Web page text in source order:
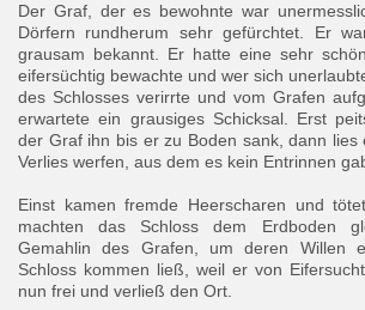
Der Graf, der es bewohnte war
Dörfern rundherum sehr gefürchtet. Er
grausam bekannt. Er hatte eine sehr
eifersüchtig bewachte und wer sich
des Schlosses verirrte und vom Grafen
erwartete ein grausiges Schicksal. Erst
der Graf ihn bis er zu Boden sank, dann lies
Verlies werfen, aus dem es kein Entrinnen
Einst kamen fremde Heerscharen und
machten das Schloss dem Erdboden
Gemahlin des Grafen, um deren Willen
Schloss kommen ließ, weil er von
nun frei und verließ den Ort.